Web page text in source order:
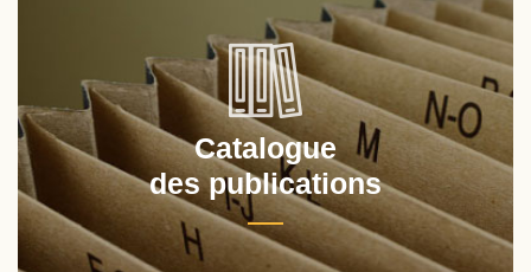
Catalogue
des publications